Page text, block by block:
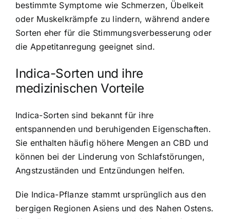
bestimmte Symptome wie Schmerzen, Übelkeit
oder Muskelkrämpfe zu lindern, während andere
Sorten eher für die Stimmungsverbesserung oder
die Appetitanregung geeignet sind.
Indica-Sorten und ihre
medizinischen Vorteile
Indica-Sorten sind bekannt für ihre
entspannenden und beruhigenden Eigenschaften.
Sie enthalten häufig höhere Mengen an CBD und
können bei der Linderung von Schlafstörungen,
Angstzuständen und Entzündungen helfen.
Die Indica-Pflanze stammt ursprünglich aus den
bergigen Regionen Asiens und des Nahen Ostens.